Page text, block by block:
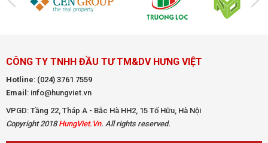
CÔNG TY TNHH ĐẦU TƯ TM&DV HƯNG VIỆT
Hotline: (024) 3761 7559
Email : info@hungviet.vn
VPGD: Tầng 22, Tháp A - Bắc Hà HH2, 15 Tố Hữu, Hà Nội
Copyright 2018HungViet.Vn. All rights reserved.